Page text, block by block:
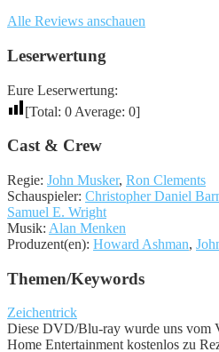
Alle Reviews anschauen
Leserwertung
Eure Leserwertung:
[Total: 0 Average: 0]
Cast & Crew
Regie: John Musker, Ron Clements
Schauspieler: Christopher Daniel
Samuel E. Wright
Musik: Alan Menken
Produzent(en): Howard Ashman,
Themen/Keywords
Zeichentrick
Diese DVD/Blu-ray wurde uns vom
Home Entertainment kostenlos zu